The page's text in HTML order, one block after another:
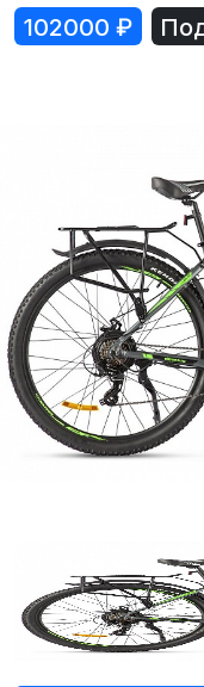
Снегоходы,
Садовая техника,
Велосипеды
Прицепы для
Запчасти и
102000 ₽